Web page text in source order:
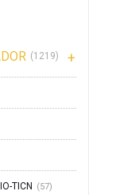
(1219)
TICN (57)